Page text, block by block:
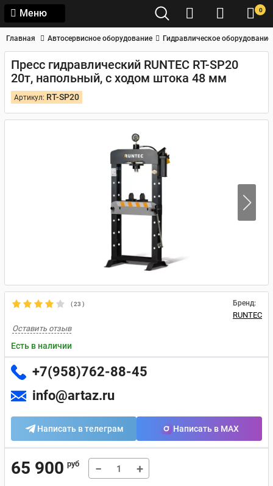
Меню 0
Главная Автосервисное оборудование Гидравлическое оборудование
Пресс гидравлический RUNTEC RT-SP20
20т, напольный, с ходом штока 48 мм
Артикул: RT-SP20
(23 ) Бренд:
RUNTEC
Оставить отзыв
Есть в наличии
+7(958)762-88-45
info@artaz.ru
Написать в телеграм Написать в MAX
65 900 руб − +